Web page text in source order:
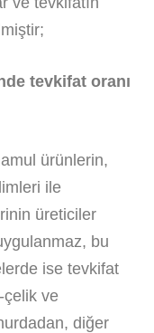
tevkifat oranı
ürünlerin,
ile
üreticiler
bu
ise tevkifat
çelik ve
diğer